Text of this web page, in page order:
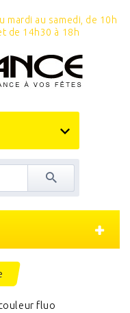
mardi au samedi, de 10h
de 14h30 à 18h
fluo